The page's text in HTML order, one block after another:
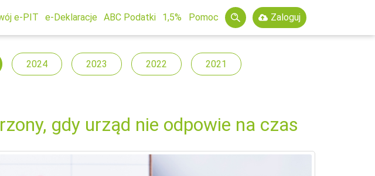
e-PIT e-Deklaracje ABC Podatki 1,5% Pomoc Zaloguj
2024 2023 2022 2021
gdy urząd nie odpowie na czas